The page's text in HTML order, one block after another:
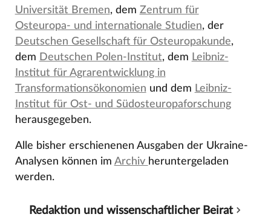
Universität Bremen, dem Zentrum für
Osteuropa- und internationale Studien, der
Deutschen Gesellschaft für Osteuropakunde,
dem Deutschen Polen-Institut, dem Leibniz-
Institut für Agrarentwicklung in
Transformationsökonomien und dem Leibniz-
Institut für Ost- und Südosteuropaforschung
herausgegeben.
Alle bisher erschienenen Ausgaben der Ukraine-
Analysen können im Archiv heruntergeladen
werden.
Redaktion und wissenschaftlicher Beirat